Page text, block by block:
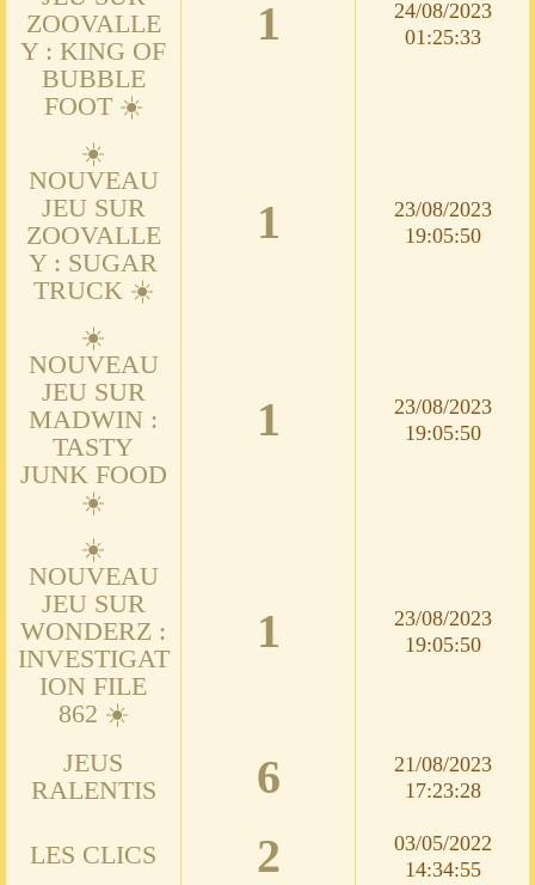
ZOOVALLE
Y : KING OF
BUBBLE
FOOT ☀️
1
24/08/2023
01:25:33
☀️
NOUVEAU
JEU SUR
ZOOVALLE
Y : SUGAR
TRUCK ☀️
1
23/08/2023
19:05:50
☀️
NOUVEAU
JEU SUR
MADWIN :
TASTY
JUNK FOOD
☀️
1
23/08/2023
19:05:50
☀️
NOUVEAU
JEU SUR
WONDERZ :
INVESTIGAT
ION FILE
862 ☀️
1
23/08/2023
19:05:50
JEUS
RALENTIS
6
21/08/2023
17:23:28
LES CLICS 2
03/05/2022
14:34:55